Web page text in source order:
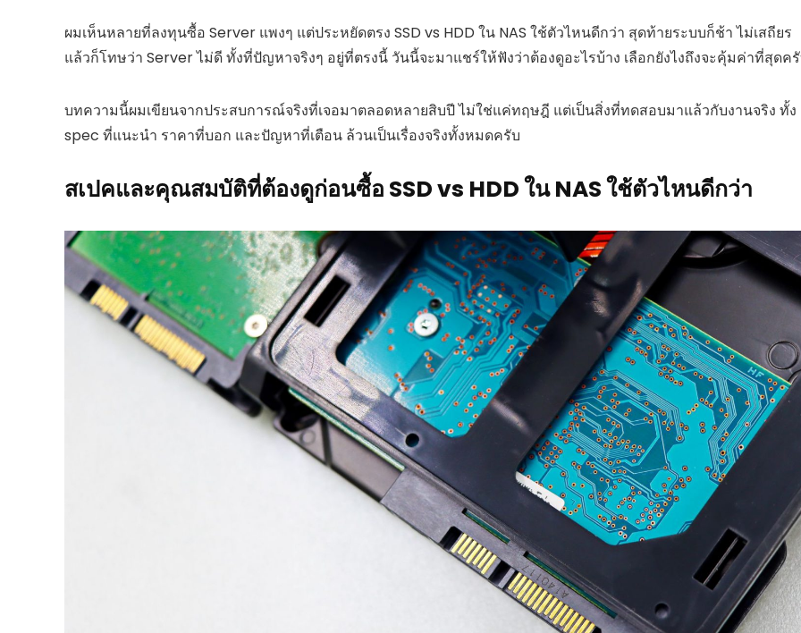
ผมเห็นหลายที่ลงทุนซื้อ Server แพงๆ แต่ประหยัดตรง SSD vs HDD ใน NAS ใช้ตัวไหนดีกว่า สุดท้ายระบบก็ช้า ไม่เสถียร
แล้วก็โทษว่า Server ไม่ดี ทั้งที่ปัญหาจริงๆ อยู่ที่ตรงนี้ วันนี้จะมาแชร์ให้ฟังว่าต้องดูอะไรบ้าง เลือกยังไงถึงจะคุ้มค่าที่สุดค
บทความนี้ผมเขียนจากประสบการณ์จริงที่เจอมาตลอดหลายสิบปี ไม่ใช่แค่ทฤษฎี แต่เป็นสิ่งที่ทดสอบมาแล้วกับงานจริง ทั้ง
spec ที่แนะนำ ราคาที่บอก และปัญหาที่เตือน ล้วนเป็นเรื่องจริงทั้งหมดครับ
สเปคและคุณสมบัติที่ต้องดูก่อนซื้อ SSD vs HDD ใน NAS ใช้ตัวไหนดีกว่า